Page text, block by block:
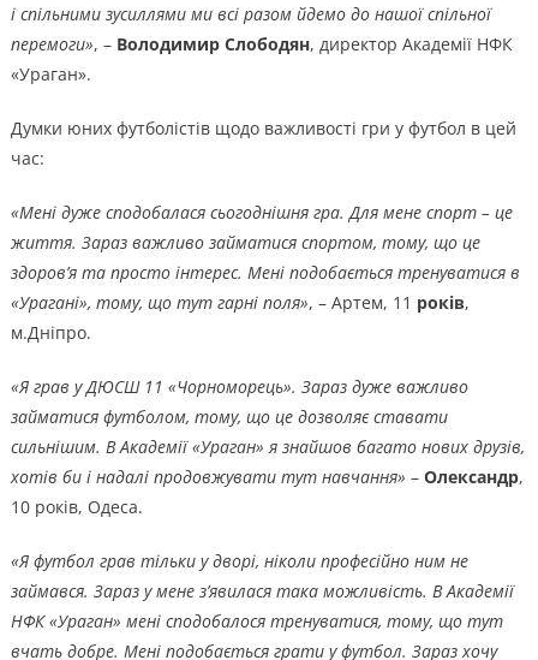
і спільними зусиллями ми всі разом йдемо до нашої спільної
перемоги», – Володимир Слободян, директор Академії НФК
«Ураган».
Думки юних футболістів щодо важливості гри у футбол в цей
час:
«Мені дуже сподобалася сьогоднішня гра. Для мене спорт – це
життя. Зараз важливо займатися спортом, тому, що це
здоров’я та просто інтерес. Мені подобається тренуватися в
«Урагані», тому, що тут гарні поля», – Артем, 11 років,
м.Дніпро.
«Я грав у ДЮСШ 11 «Чорноморець». Зараз дуже важливо
займатися футболом, тому, що це дозволяє ставати
сильнішим. В Академії «Ураган» я знайшов багато нових друзів,
хотів би і надалі продовжувати тут навчання» – Олександр,
10 років, Одеса.
«Я футбол грав тільки у дворі, ніколи професійно ним не
займався. Зараз у мене з’явилася така можливість. В Академії
НФК «Ураган» мені сподобалося тренуватися, тому, що тут
вчать добре. Мені подобається грати у футбол. Зараз хочу